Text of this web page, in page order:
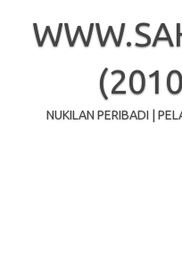
content
NUKILAN PERIBADI |